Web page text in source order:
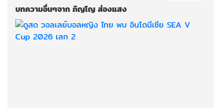
บทความอื่นๆจาก ภิญโญ ส่องแสง